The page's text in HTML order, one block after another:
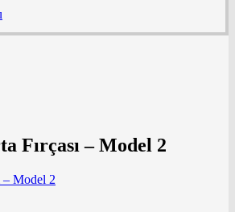
Fırçası – Model 2
– Model 2